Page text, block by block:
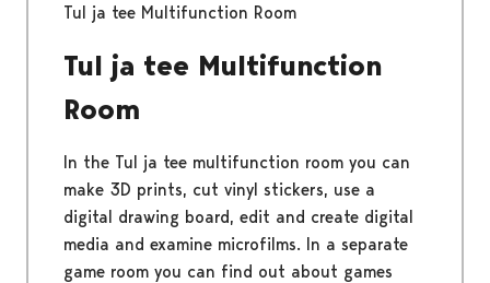
Tul ja tee Multifunction Room
Tul ja tee Multifunction
Room
In the Tul ja tee multifunction room you can
make 3D prints, cut vinyl stickers, use a
digital drawing board, edit and create digital
media and examine microfilms. In a separate
game room you can find out about games